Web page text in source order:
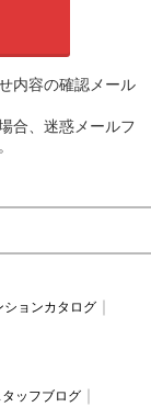
内容の確認メール
合、迷惑メールフ
ションカタログ
タッフブログ